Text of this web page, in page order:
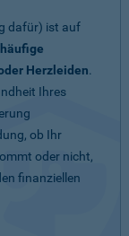
dafür) ist auf
häufige
Herzleiden.
Ihres
ob Ihr
oder nicht,
finanziellen